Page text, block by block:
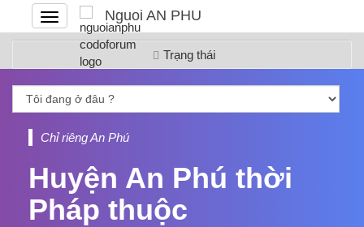
Đóng
hoặc
menu
Nguoi AN PHU
Trạng thái
Chỉ riêng An Phú
Huyện An Phú thời
Pháp thuộc